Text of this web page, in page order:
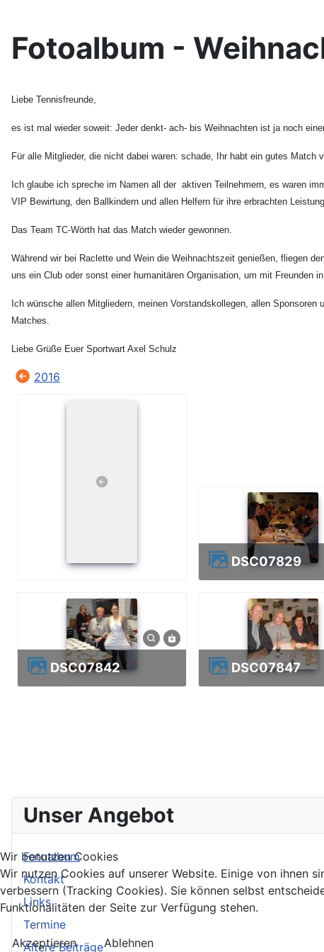
Fotoalbum -
Liebe Tennisfreunde,
es ist mal wieder soweit: Jeder denkt- ach- bis Weihnachten ist ja noch
Für alle Mitglieder, die nicht dabei waren: schade, Ihr habt ein gutes Match
Ich glaube ich spreche im Namen all der aktiven Teilnehmern, es waren
VIP Bewirtung, den Ballkindern und allen Helfern für ihre erbrachten
Das Team TC-Wörth hat das Match wieder gewonnen.
Während wir bei Raclette und Wein die Weihnachtszeit genießen, fliegen
uns ein Club oder sonst einer humanitären Organisation, um mit Freunden
Ich wünsche allen Mitgliedern, meinen Vorstandskollegen, allen
Matches.
Liebe Grüße Euer Sportwart Axel Schulz
2016
DSC07829
DSC07842 DSC07847
Unser Angebot
Fotoalbum
Kontakt
Links
Termine
Ältere Beiträge
Wir benutzen Cookies
Wir nutzen Cookies auf unserer Website. Einige von ihnen
verbessern (Tracking Cookies). Sie können selbst
Funktionalitäten der Seite zur Verfügung stehen.
Akzeptieren Ablehnen